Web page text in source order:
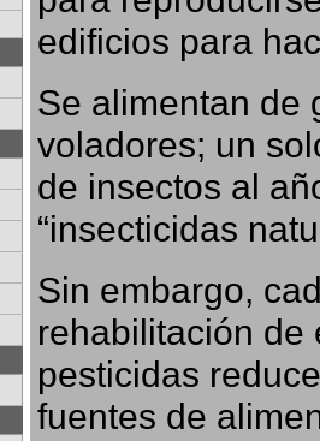
edificios para
Se alimentan de
voladores; un
de insectos al
“insecticidas
Sin embargo,
rehabilitación de
pesticidas
fuentes de